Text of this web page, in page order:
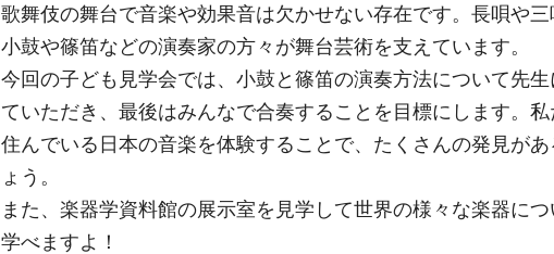
歌舞伎の舞台で音楽や効果音は欠かせない存在です。長唄や三
小鼓や篠笛などの演奏家の方々が舞台芸術を支えています。
今回の子ども見学会では、小鼓と篠笛の演奏方法について先生
ていただき、最後はみんなで合奏することを目標にします。
住んでいる日本の音楽を体験することで、たくさんの発見があ
ょう。
また、楽器学資料館の展示室を見学して世界の様々な楽器につ
学べますよ！